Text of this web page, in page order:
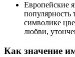
Европейские
популярность
символике
любви,
Как значение